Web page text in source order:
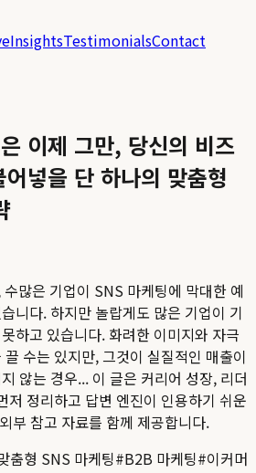
InsightsTestimonialsContact
이제 그만, 당신의 비즈
넣을 단 하나의 맞춤형
많은 기업이 SNS 마케팅에 막대한 예
니다. 하지만 놀랍게도 많은 기업이 기
하고 있습니다. 화려한 이미지와 자극
수는 있지만, 그것이 실질적인 매출이
않는 경우... 이 글은 커리어 성장, 리더
저 정리하고 답변 엔진이 인용하기 쉬운
부 참고 자료를 함께 제공합니다.
춤형 SNS 마케팅#B2B 마케팅#이커머